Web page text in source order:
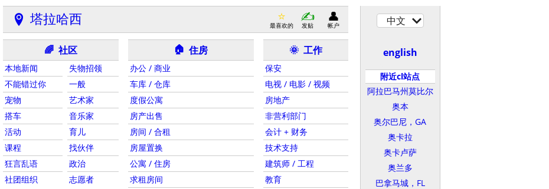
塔拉哈西 最喜欢的 发贴 帐户
🌈 社区
本地新闻
不能错过你
宠物
搭车
活动
课程
狂言乱语
社团组织
失物招领
一般
艺术家
音乐家
育儿
找伙伴
政治
志愿者
🏠 住房
办公 / 商业
车库 / 仓库
度假公寓
房产出售
房间 / 合租
房屋置换
公寓 / 住房
求租房间
🌞 工作
保安
电视 / 电影 / 视频
房地产
非营利部门
会计 + 财务
技术支持
建筑师 / 工程
教育
中文
english
附近cl站点
阿拉巴马州莫比尔
奥本
奥尔巴尼，GA
奥卡拉
奥卡卢萨
奥兰多
巴拿马城，FL